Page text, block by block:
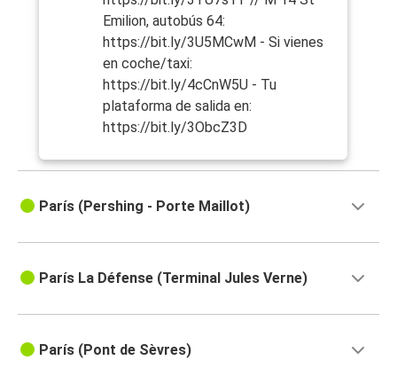
Emilion, autobús 64:
https://bit.ly/3U5MCwM - Si vienes
en coche/taxi:
https://bit.ly/4cCnW5U - Tu
plataforma de salida en:
https://bit.ly/3ObcZ3D
París (Pershing - Porte Maillot)
París La Défense (Terminal Jules Verne)
París (Pont de Sèvres)